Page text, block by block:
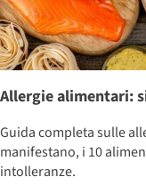
Allergie alimentari:
Guida completa sulle
manifestano, i 10
intolleranze.